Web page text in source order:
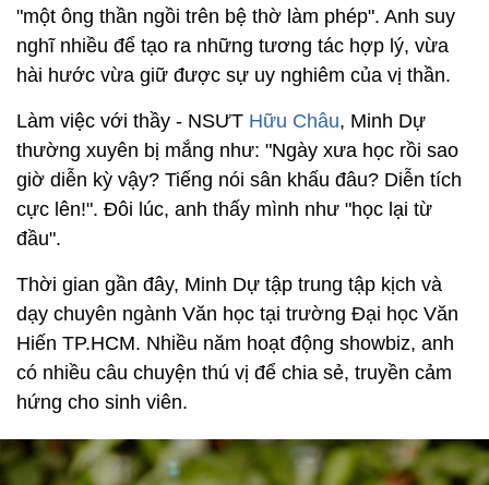
"một ông thần ngồi trên bệ thờ làm phép". Anh suy
nghĩ nhiều để tạo ra những tương tác hợp lý, vừa
hài hước vừa giữ được sự uy nghiêm của vị thần.
Làm việc với thầy - NSƯT Hữu Châu, Minh Dự
thường xuyên bị mắng như: "Ngày xưa học rồi sao
giờ diễn kỳ vậy? Tiếng nói sân khấu đâu? Diễn tích
cực lên!". Đôi lúc, anh thấy mình như "học lại từ
đầu".
Thời gian gần đây, Minh Dự tập trung tập kịch và
dạy chuyên ngành Văn học tại trường Đại học Văn
Hiến TP.HCM. Nhiều năm hoạt động showbiz, anh
có nhiều câu chuyện thú vị để chia sẻ, truyền cảm
hứng cho sinh viên.